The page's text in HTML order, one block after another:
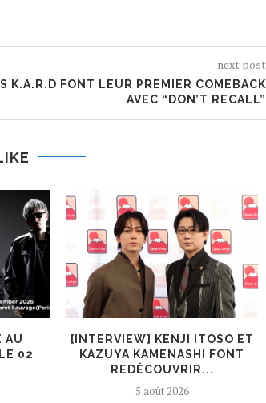
next post
K.A.R.D FONT LEUR PREMIER COMEBACK
AVEC “DON’T RECALL”
AU
02
[INTERVIEW] KENJI ITOSO ET
KAZUYA KAMENASHI FONT
REDÉCOUVRIR...
5 août 2026